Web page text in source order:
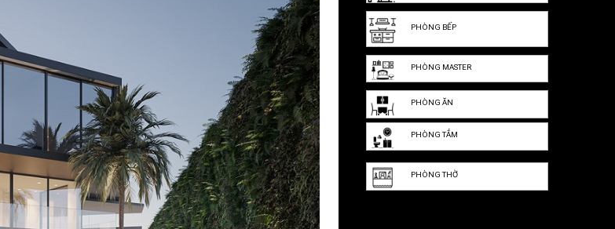
PHÒNG BẾP
PHÒNG MASTER
PHÒNG ĂN
PHÒNG TẮM
PHÒNG THỜ